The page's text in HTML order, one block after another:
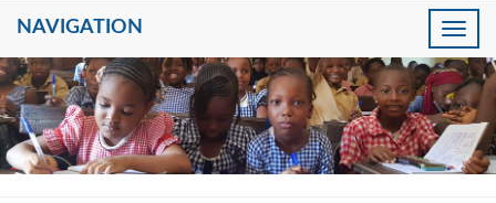
Toggle
NAVIGATION